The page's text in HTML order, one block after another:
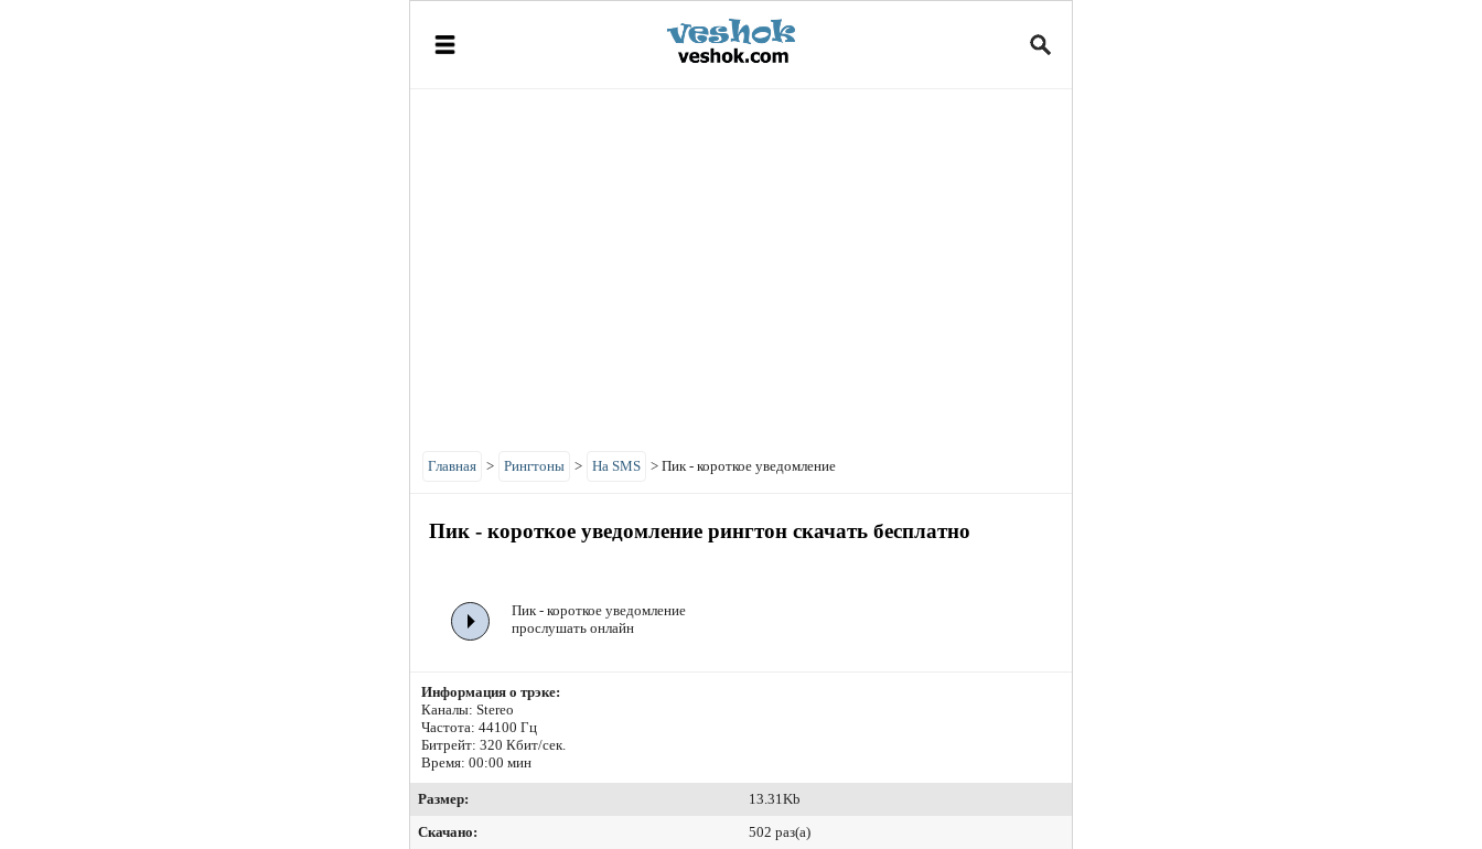
Главная > Рингтоны > На SMS > Пик - короткое уведомление
Пик - короткое уведомление рингтон скачать бесплатно
Пик - короткое уведомление
прослушать онлайн
Информация о трэке:
Каналы: Stereo
Частота: 44100 Гц
Битрейт: 320 Кбит/сек.
Время: 00:00 мин
Размер:
13.31Kb
Скачано:
502 раз(а)